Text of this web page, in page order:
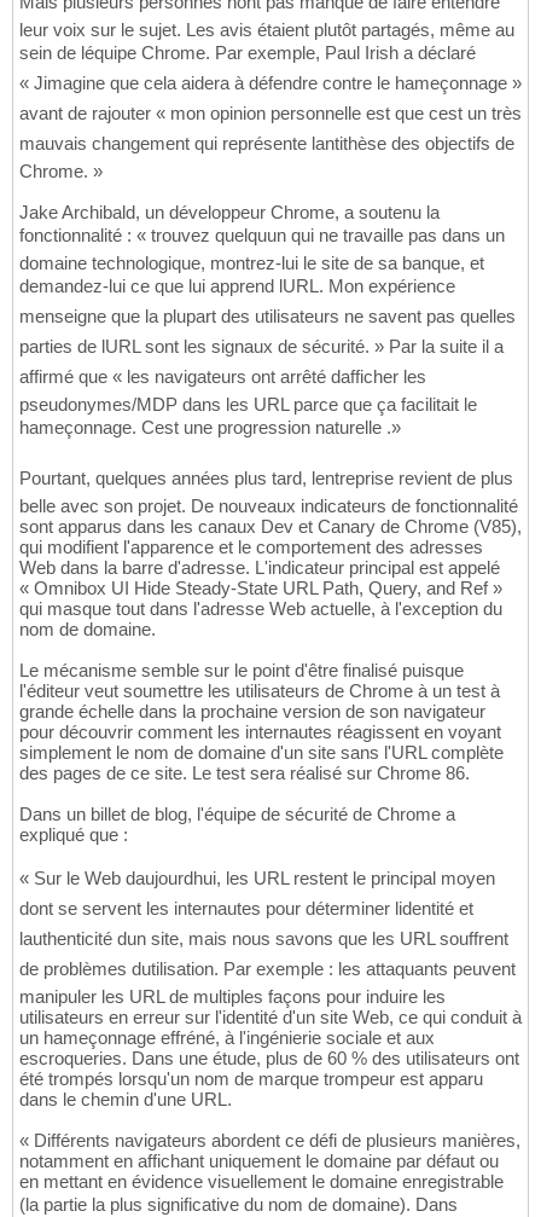
leur voix sur le sujet. Les avis étaient plutôt partagés, même au
sein de léquipe Chrome. Par exemple, Paul Irish a déclaré
« Jimagine que cela aidera à défendre contre le hameçonnage »
avant de rajouter « mon opinion personnelle est que cest un très
mauvais changement qui représente lantithèse des objectifs de
Chrome. »
Jake Archibald, un développeur Chrome, a soutenu la
fonctionnalité : « trouvez quelquun qui ne travaille pas dans un
domaine technologique, montrez-lui le site de sa banque, et
demandez-lui ce que lui apprend lURL. Mon expérience
menseigne que la plupart des utilisateurs ne savent pas quelles
parties de lURL sont les signaux de sécurité. » Par la suite il a
affirmé que « les navigateurs ont arrêté dafficher les
pseudonymes/MDP dans les URL parce que ça facilitait le
hameçonnage. Cest une progression naturelle .»
Pourtant, quelques années plus tard, lentreprise revient de plus
belle avec son projet. De nouveaux indicateurs de fonctionnalité
sont apparus dans les canaux Dev et Canary de Chrome (V85),
qui modifient l'apparence et le comportement des adresses
Web dans la barre d'adresse. L'indicateur principal est appelé
« Omnibox UI Hide Steady-State URL Path, Query, and Ref »
qui masque tout dans l'adresse Web actuelle, à l'exception du
nom de domaine.
Le mécanisme semble sur le point d'être finalisé puisque
l'éditeur veut soumettre les utilisateurs de Chrome à un test à
grande échelle dans la prochaine version de son navigateur
pour découvrir comment les internautes réagissent en voyant
simplement le nom de domaine d'un site sans l'URL complète
des pages de ce site. Le test sera réalisé sur Chrome 86.
Dans un billet de blog, l'équipe de sécurité de Chrome a
expliqué que :
« Sur le Web daujourdhui, les URL restent le principal moyen
dont se servent les internautes pour déterminer lidentité et
lauthenticité dun site, mais nous savons que les URL souffrent
de problèmes dutilisation. Par exemple : les attaquants peuvent
manipuler les URL de multiples façons pour induire les
utilisateurs en erreur sur l'identité d'un site Web, ce qui conduit à
un hameçonnage effréné, à l'ingénierie sociale et aux
escroqueries. Dans une étude, plus de 60 % des utilisateurs ont
été trompés lorsqu'un nom de marque trompeur est apparu
dans le chemin d'une URL.
« Différents navigateurs abordent ce défi de plusieurs manières,
notamment en affichant uniquement le domaine par défaut ou
en mettant en évidence visuellement le domaine enregistrable
(la partie la plus significative du nom de domaine). Dans